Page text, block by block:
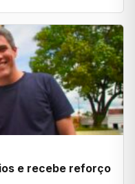
e recebe reforço